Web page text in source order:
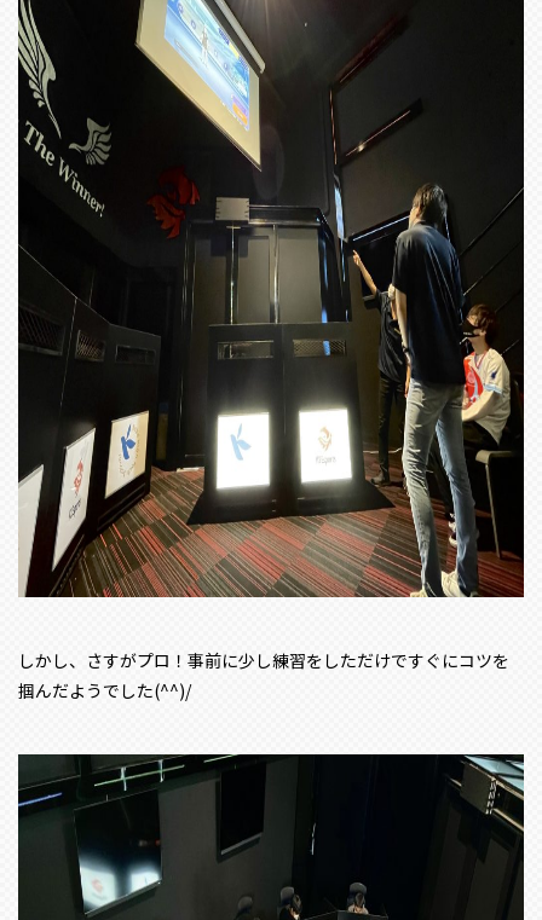
しかし、さすがプロ！ 事前に少し練習をしただけですぐにコツを
掴んだようでした(^^)/